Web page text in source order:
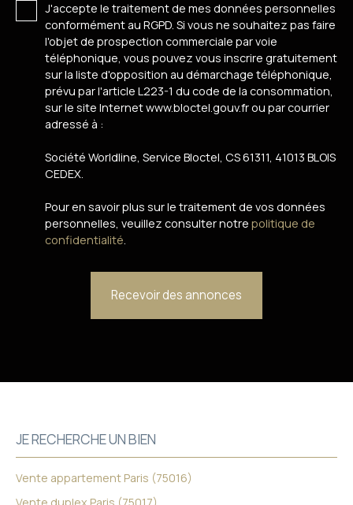
J'accepte le traitement de mes données personnelles
conformément au RGPD. Si vous ne souhaitez pas faire
l'objet de prospection commerciale par voie
téléphonique, vous pouvez vous inscrire gratuitement
sur la liste d'opposition au démarchage téléphonique,
prévu par l'article L223-1 du code de la consommation,
sur le site Internet www.bloctel.gouv.fr ou par courrier
adressé à :
Société Worldline, Service Bloctel, CS 61311, 41013 BLOIS
CEDEX.
Pour en savoir plus sur le traitement de vos données
personnelles, veuillez consulter notre politique de
confidentialité.
Recevoir des annonces
JE RECHERCHE UN BIEN
Vente appartement Paris (75016)